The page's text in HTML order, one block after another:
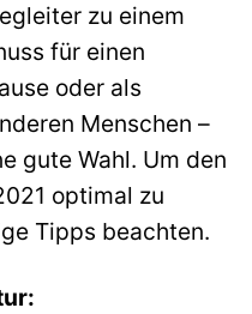
zu einem
für einen
oder als
Menschen –
gute Wahl. Um den
optimal zu
Tipps beachten.